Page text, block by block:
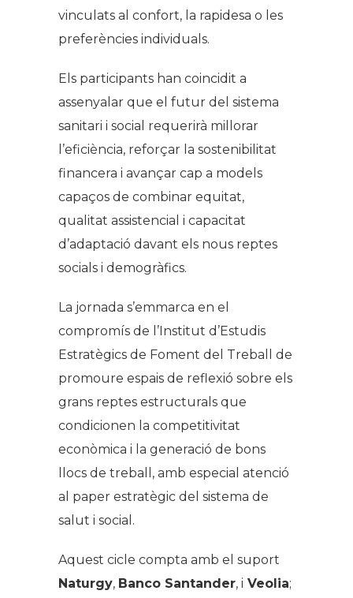
vinculats al confort, la rapidesa o les
preferències individuals.
Els participants han coincidit a
assenyalar que el futur del sistema
sanitari i social requerirà millorar
l’eficiència, reforçar la sostenibilitat
financera i avançar cap a models
capaços de combinar equitat,
qualitat assistencial i capacitat
d’adaptació davant els nous reptes
socials i demogràfics.
La jornada s’emmarca en el
compromís de l’Institut d’Estudis
Estratègics de Foment del Treball de
promoure espais de reflexió sobre els
grans reptes estructurals que
condicionen la competitivitat
econòmica i la generació de bons
llocs de treball, amb especial atenció
al paper estratègic del sistema de
salut i social.
Aquest cicle compta amb el suport
Naturgy, Banco Santander, i Veolia;